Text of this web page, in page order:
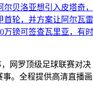
尔贝洛亚想引入皮塔奇
首轮，并方案让阿尔瓦
万镑可签查瓦里亚，有
网罗顶级足球联赛对
。全程提供高清直播